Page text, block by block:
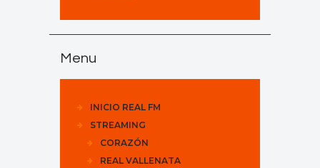
Menu
INICIO REAL FM
STREAMING
CORAZÓN
REAL VALLENATA